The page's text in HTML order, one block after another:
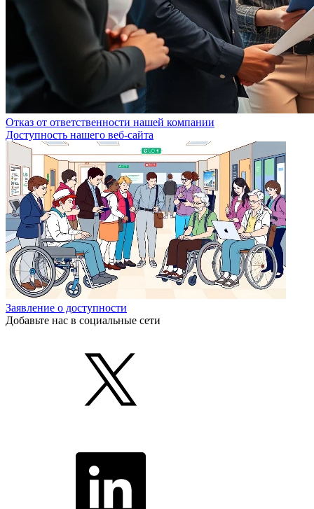
Отказ от ответственности нашей компании
Доступность нашего веб-сайта
Заявление о доступности
Добавьте нас в социальные сети